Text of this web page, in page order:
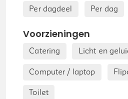
Per dagdeel Per dag
Voorzieningen
Catering Licht en
Computer / laptop
Toilet